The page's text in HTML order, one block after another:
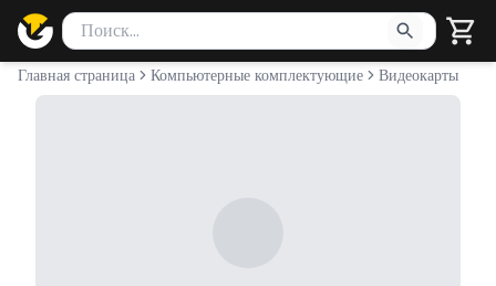
Поиск товаров
Введите минимум 2 символа для поиска. Нажмите Enter
Главная страница Компьютерные комплектующие Видеокарты